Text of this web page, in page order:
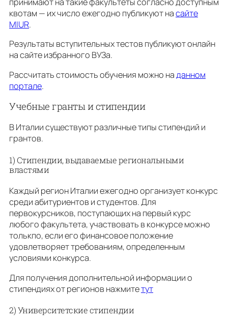
квотам — их число ежегодно публикуют насайте
MIUR.
Результаты вступительных тестов публикуют онлайн
на сайте избранного ВУЗа.
Рассчитать стоимость обучения можно наданном
портале.
Учебные гранты и стипендии
В Италии существуют различные типы стипендий и
грантов.
1) Стипендии, выдаваемые региональными
властями
Каждый регион Италии ежегодно организует конкурс
среди абитуриентов и студентов. Для
первокурсников, поступающих на первый курс
любого факультета, участвовать в конкурсе можно
толькпо, если его финансовое положение
удовлетворяет требованиям, определенным
условиями конкурса.
Для получения дополнительной информации о
стипендиях от регионов нажмитетут
2) Университетские стипендии